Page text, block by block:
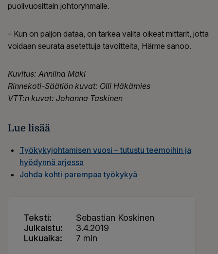
puolivuosittain johtoryhmälle.
– Kun on paljon dataa, on tärkeä valita oikeat mittarit, jotta
voidaan seurata asetettuja tavoitteita, Härme sanoo.
Kuvitus: Anniina Mäki
Rinnekoti-Säätiön kuvat: Olli Häkämies
VTT:n kuvat: Johanna Taskinen
Lue lisää
Työkykyjohtamisen vuosi – tutustu teemoihin ja
hyödynnä arjessa
Johda kohti parempaa työkykyä
Teksti
Sebastian Koskinen
Julkaistu
3.4.2019
Lukuaika
7 min